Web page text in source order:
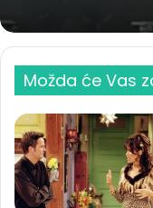
Možda će Vas